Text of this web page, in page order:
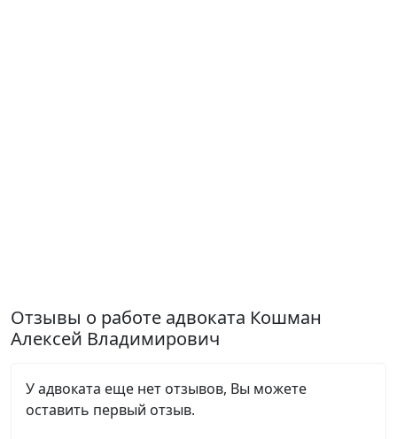
Отзывы о работе адвоката Кошман
Алексей Владимирович
У адвоката еще нет отзывов, Вы можете
оставить первый отзыв.